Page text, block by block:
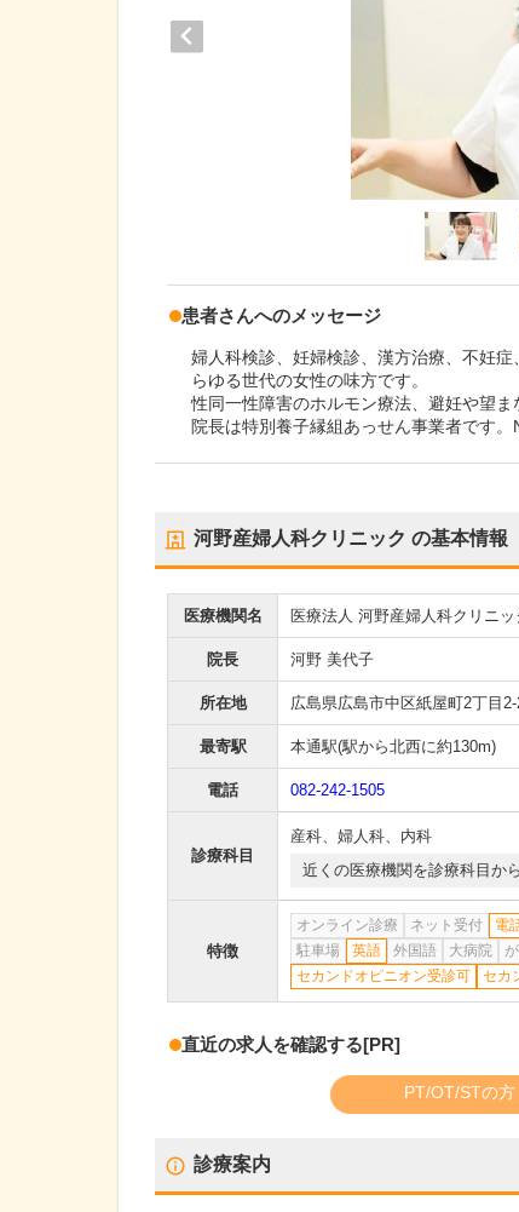
患者さんへのメッセージ
婦人科検診、妊婦検診、漢方治療、不妊
らゆる世代の女性の味方です。
性同一性障害のホルモン療法、避妊や望ま
院長は特別養子縁組あっせん事業者です
河野産婦人科クリニック の基本情報
医療機関名 医療法人 河野産婦人科クリニッ
院長 河野 美代子
所在地 広島県広島市中区紙屋町2丁目
最寄駅 本通駅(駅から北西に約130m)
電話 082-242-1505
診療科目
産科、 婦人科、 内科
近くの医療機関を診療科目か
特徴
オンライン診療 ネット受付 電
駐車場
英語 外国語 大病院
セカンドオピニオン受診可
セカ
直近の求人を確認する[PR]
PT/OT/STの方
診療案内